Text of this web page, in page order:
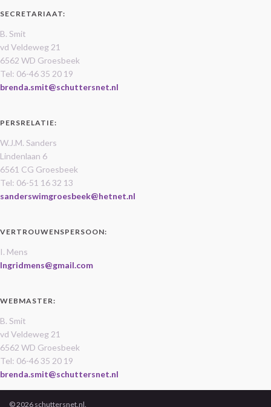
SECRETARIAAT:
B. Smit
vd Veldeweg 21
6562 WD Groesbeek
Tel: 06-46 35 20 19
brenda.smit@schuttersnet.nl
PERSRELATIE:
W.J.M. Sanders
Lindenlaan 6
6561 CG Groesbeek
Tel: 06-51 16 32 13
sanderswimgroesbeek@hetnet.nl
VERTROUWENSPERSOON:
I. Mens
Ingridmens@gmail.com
WEBMASTER:
B. Smit
vd Veldeweg 21
6562 WD Groesbeek
Tel: 06-46 35 20 19
brenda.smit@schuttersnet.nl
© 2026 schuttersnet.nl.